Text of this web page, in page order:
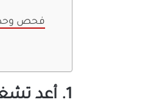
10. فحص
1. أعد تشغيل برامج تشغيل الرسومات